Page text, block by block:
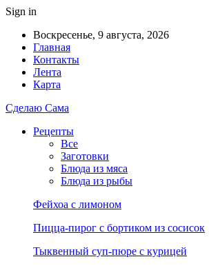
Sign in
Воскресенье, 9 августа, 2026
Главная
Контакты
Лента
Карта
Сделаю Сама
Рецепты
Все
Заготовки
Блюда из мяса
Блюда из рыбы
Фейхоа с лимоном
Пицца-пирог с бортиком из сосисок
Тыквенный суп-пюре с курицей